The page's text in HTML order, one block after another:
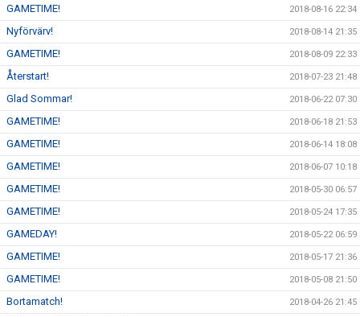
GAMETIME! 2018-08-16 22:34
Nyförvärv! 2018-08-14 21:35
GAMETIME! 2018-08-09 22:33
Återstart! 2018-07-23 21:48
Glad Sommar! 2018-06-22 07:30
GAMETIME! 2018-06-18 21:53
GAMETIME! 2018-06-14 18:08
GAMETIME! 2018-06-07 10:18
GAMETIME! 2018-05-30 06:57
GAMETIME! 2018-05-24 17:35
GAMEDAY! 2018-05-22 06:59
GAMETIME! 2018-05-17 21:36
GAMETIME! 2018-05-08 21:50
Bortamatch! 2018-04-26 21:45